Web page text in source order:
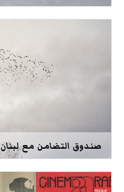
صندوق التضامن مع لبنان